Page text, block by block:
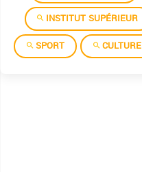
INSTITUT SUPÉRIEUR
SPORT
CULTURE